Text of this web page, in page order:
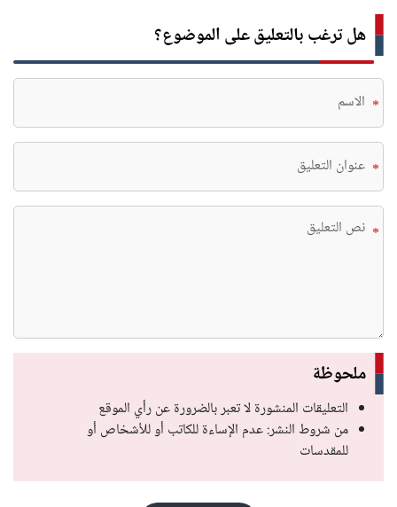
هل ترغب بالتعليق على الموضوع؟
*
*
*
ملحوظة
التعليقات المنشورة لا تعبر بالضرورة عن رأي الموقع
من شروط النشر: عدم الإساءة للكاتب أو للأشخاص أو
للمقدسات